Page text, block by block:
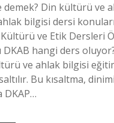
demek? Din kültürü
bilgisi dersi
ve Etik Dersleri
hangi ders
ve ahlak bilgisi
Bu kısaltma,
DKAP…